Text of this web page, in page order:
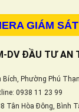
GIÁM
DV ĐẦU TƯ AN
Phường Phú
0938 11 23 99
Tân Hòa Đông, Bình